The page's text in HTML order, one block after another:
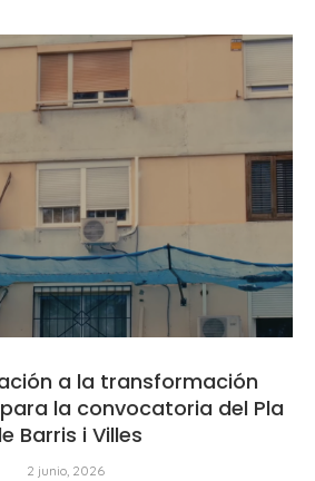
a la transformación
la convocatoria del Pla
Barris i Villes
2 junio, 2026